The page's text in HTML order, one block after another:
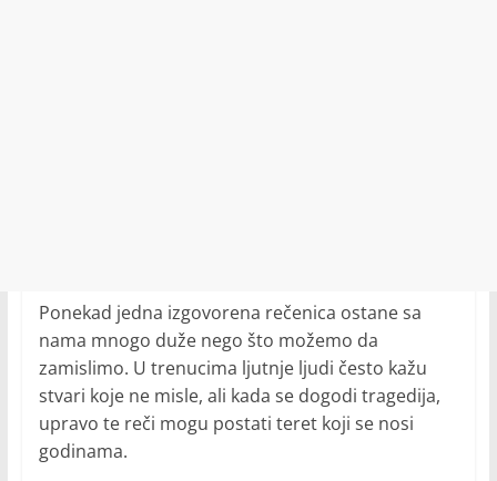
Ponekad jedna izgovorena rečenica ostane sa
nama mnogo duže nego što možemo da
zamislimo. U trenucima ljutnje ljudi često kažu
stvari koje ne misle, ali kada se dogodi tragedija,
upravo te reči mogu postati teret koji se nosi
godinama.